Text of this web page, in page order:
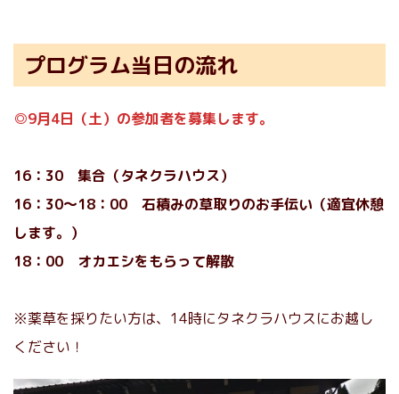
プログラム当日の流れ
◎9月4日（土）の参加者を募集します。
16：30 集合（タネクラハウス）
16：30～18：00 石積みの草取りのお手伝い（適宜休憩
します。）
18：00 オカエシをもらって解散
※薬草を採りたい方は、14時にタネクラハウスにお越し
ください！